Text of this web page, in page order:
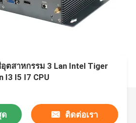
ตสาหกรรม 3 Lan Intel Tiger
I3 I5 I7 CPU
ด ติดต่อเรา